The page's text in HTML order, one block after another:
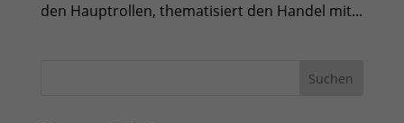
den Hauptrollen, thematisiert den Handel mit...